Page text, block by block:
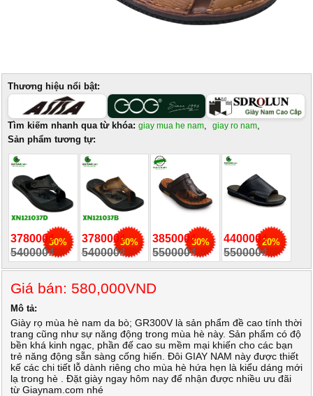
Thương hiệu nổi bật:
Tìm kiếm nhanh qua từ khóa: giay mua he nam, giay ro nam,
Sản phẩm tương tự:
378000₫
540000₫
30%
378000₫
540000₫
30%
385000₫
550000₫
30%
440000₫
550000₫
20%
Giá bán: 580,000VND
Mô tả:
Giày rọ mùa hè nam da bò; GR300V là sản phẩm đề cao tính thời
trang cũng như sự năng động trong mùa hè này. Sản phẩm có độ
bền khá kinh ngạc, phần đế cao su mềm mại khiến cho các bạn
trẻ năng động sẵn sàng cống hiến. Đôi GIAY NAM này được thiết
kế các chi tiết lỗ dành riêng cho mùa hè hứa hẹn là kiểu dáng mới
lạ trong hè . Đặt giày ngay hôm nay để nhận được nhiều ưu đãi
từ Giaynam.com nhé